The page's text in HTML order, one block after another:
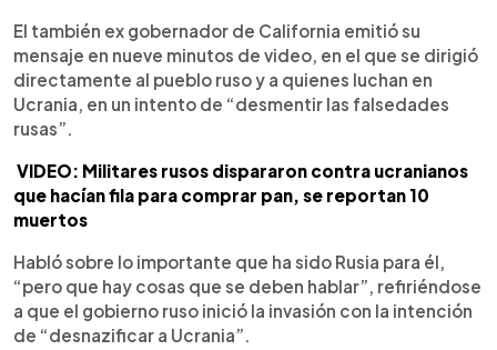
El también ex gobernador de California emitió su
mensaje en nueve minutos de video, en el que se dirigió
directamente al pueblo ruso y a quienes luchan en
Ucrania, en un intento de “desmentir las falsedades
rusas”.
VIDEO: Militares rusos dispararon contra ucranianos
que hacían fila para comprar pan, se reportan 10
muertos
Habló sobre lo importante que ha sido Rusia para él,
“pero que hay cosas que se deben hablar”, refiriéndose
a que el gobierno ruso inició la invasión con la intención
de “desnazificar a Ucrania”.